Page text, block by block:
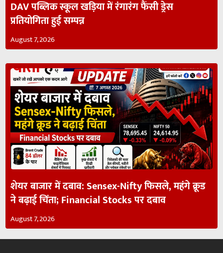
DAV पब्लिक स्कूल खड़िया में रंगारंग फैंसी ड्रेस
प्रतियोगिता हुई सम्पन्न
August 7, 2026
शेयर बाजार में दबाव: Sensex-Nifty फिसले, महंगे क्रूड
ने बढ़ाई चिंता; Financial Stocks पर दबाव
August 7, 2026